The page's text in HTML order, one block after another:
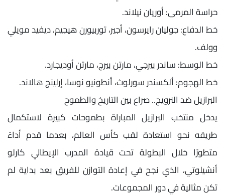
حراسة المرمى: أوريان نيلاند.
خط الدفاع: جوليان رايرسون، أجير، توربيورن هيجيم، ديفيد مويلي
وولف.
خط الوسط: ساندر بيرجي، مارتن بيرج، مارتن أوديجارد.
خط الهجوم: ألكسندر سورلوث، أنطونيو نوسا، إرلينج هالاند.
البرازيل ضد النرويج.. صراع بين التاريخ والطموح
يدخل منتخب البرازيل المباراة بطموحات كبيرة لاستكمال
طريقه نحو استعادة لقب كأس العالم، بعدما قدم أداءً
متطورًا خلال البطولة تحت قيادة المدرب الإيطالي كارلو
أنشيلوتي، الذي نجح في إعادة التوازن للفريق بعد بداية لم
تكن مثالية في دور المجموعات.